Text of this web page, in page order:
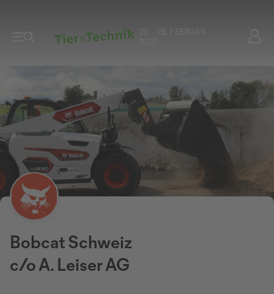
25. - 28. FEBRUAR
Bobcat Schweiz
c/o A. Leiser AG